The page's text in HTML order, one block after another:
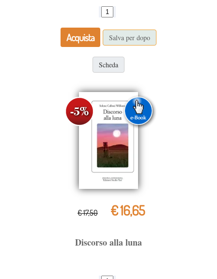
Acquista Salva per dopo
Scheda
€ 17,50 € 16,65
Discorso alla luna